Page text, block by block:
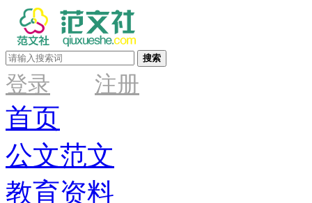
搜索
登录 注册
首页
公文范文
教育资料